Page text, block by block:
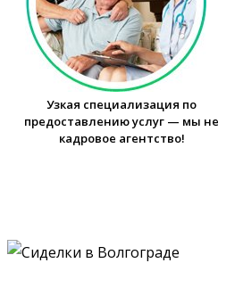
Узкая специализация по
предоставлению услуг — мы не
кадровое агентство!